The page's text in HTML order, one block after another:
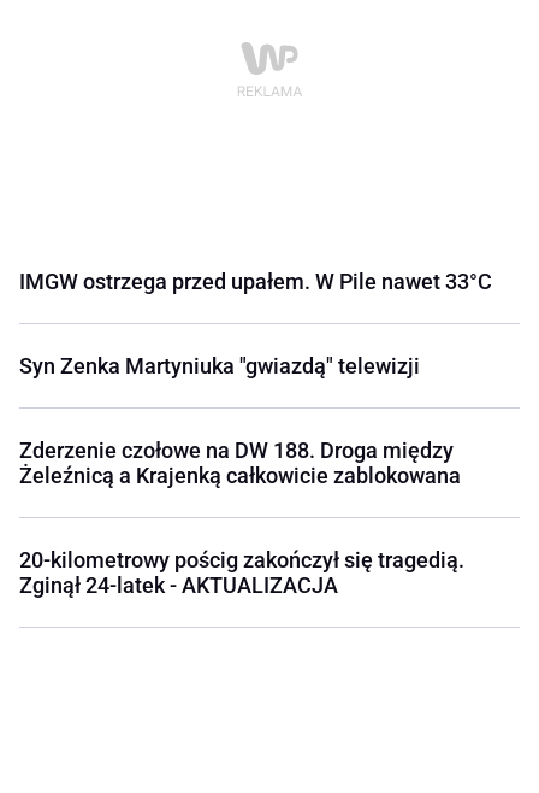
IMGW ostrzega przed upałem. W Pile nawet 33°C
Syn Zenka Martyniuka "gwiazdą" telewizji
Zderzenie czołowe na DW 188. Droga między
Żeleźnicą a Krajenką całkowicie zablokowana
20-kilometrowy pościg zakończył się tragedią.
Zginął 24-latek - AKTUALIZACJA